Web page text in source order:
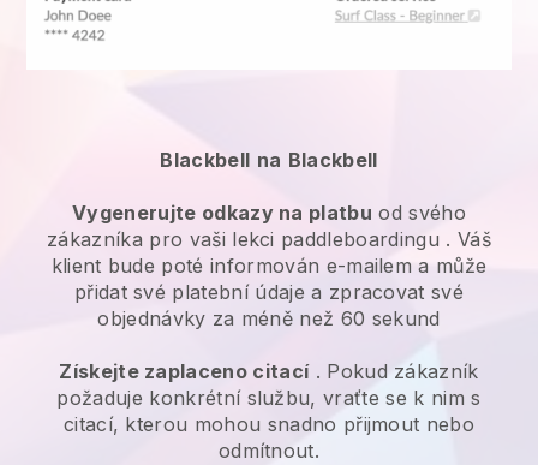
Blackbell na Blackbell
Vygenerujte odkazy na platbu od svého
zákazníka pro vaši lekci paddleboardingu . Váš
klient bude poté informován e-mailem a může
přidat své platební údaje a zpracovat své
objednávky za méně než 60 sekund
Získejte zaplaceno citací. Pokud zákazník
požaduje konkrétní službu, vraťte se k nim s
citací, kterou mohou snadno přijmout nebo
odmítnout.